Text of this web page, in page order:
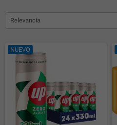
Relevancia
NUEVO